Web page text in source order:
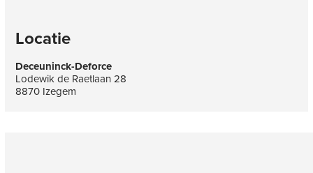
Locatie
Deceuninck-Deforce
Lodewik de Raetlaan 28
8870 Izegem